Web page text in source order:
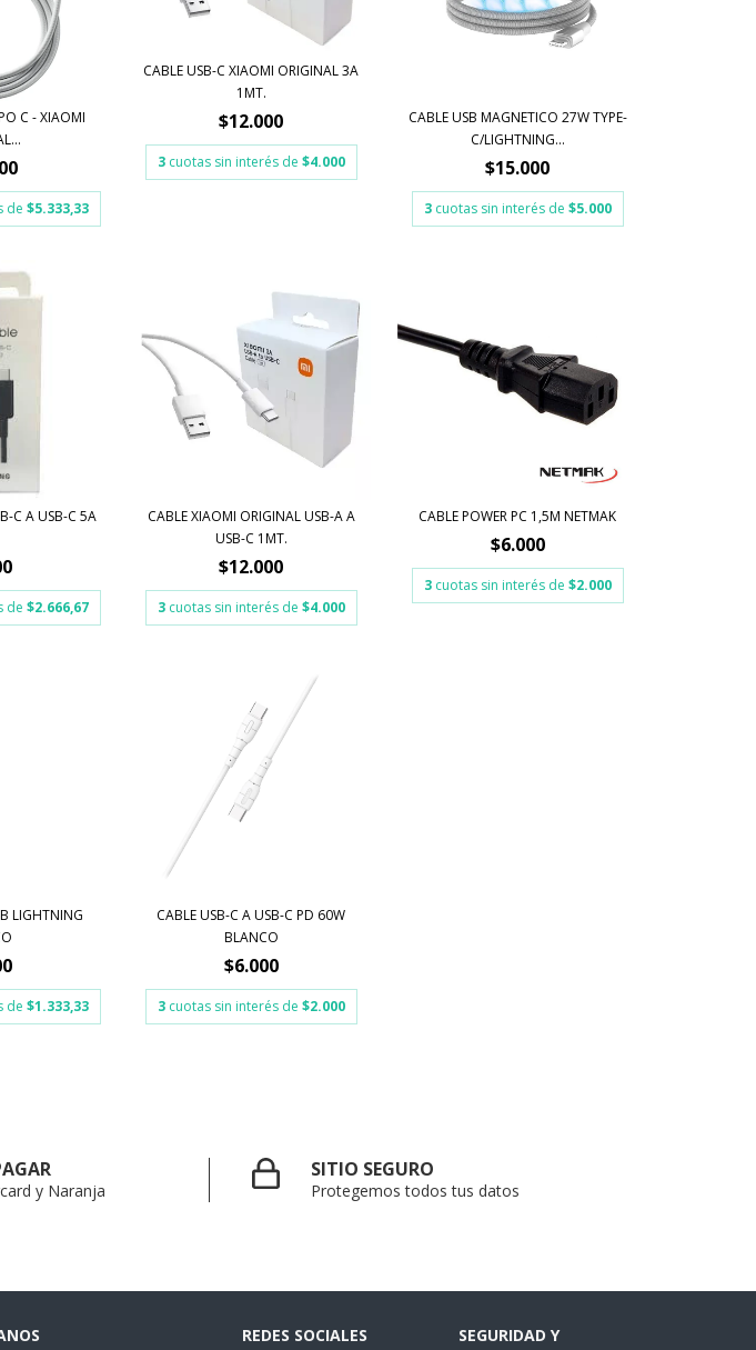
C - XIAOMI
de $5.333,33
CABLE USB-C XIAOMI ORIGINAL 3A
1MT.
$12.000
3 cuotas sin interés de $4.000
CABLE USB MAGNETICO 27W TYPE-
C/LIGHTNING...
$15.000
3 cuotas sin interés de $5.000
C A USB-C 5A
de $2.666,67
CABLE XIAOMI ORIGINAL USB-A A
USB-C 1MT.
$12.000
3 cuotas sin interés de $4.000
CABLE POWER PC 1,5M NETMAK
$6.000
3 cuotas sin interés de $2.000
LIGHTNING
de $1.333,33
CABLE USB-C A USB-C PD 60W
BLANCO
$6.000
3 cuotas sin interés de $2.000
y Naranja
SITIO SEGURO
Protegemos todos tus datos
REDES SOCIALES
SEGURIDAD Y